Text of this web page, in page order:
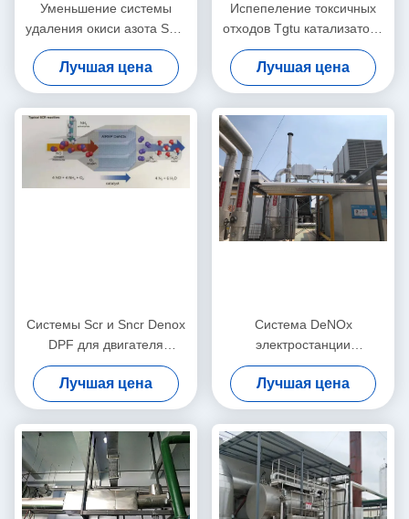
Уменьшение системы
удаления окиси азота SCR
выборочное
каталитическое Nox
Лучшая цена
Испепеление токсичных
отходов Tgtu катализатора
блока обработки газа
кабеля отростчатое
Лучшая цена
Системы Scr и Sncr Denox
DPF для двигателя
внутреннего сгорания
электростанции CHP CCHP
фиксированного
Лучшая цена
Система DeNOx
электростанции
выматывает
обессеривания
газообразного отхода Scr
уменьшение ненужного
определенное
Лучшая цена